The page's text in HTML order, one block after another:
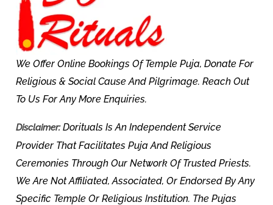
We Offer Online Bookings Of Temple Puja, Donate For
Religious & Social Cause And Pilgrimage. Reach Out
To Us For Any More Enquiries.
Disclaimer:Dorituals Is An Independent Service
Provider That Facilitates Puja And Religious
Ceremonies Through Our Network Of Trusted Priests.
We Are Not Affiliated, Associated, Or Endorsed By Any
Specific Temple Or Religious Institution. The Pujas